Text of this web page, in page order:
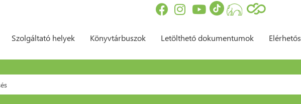
Szolgáltató helyek Könyvtárbuszok Letölthető dokumentumok
űrlap